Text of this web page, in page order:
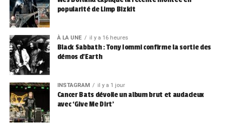
popularité de Limp Bizkit
À LA UNE il y a 16 heures
Black Sabbath : Tony Iommi confirme la sortie des
démos d’Earth
INSTAGRAM il y a 1 jour
Cancer Bats dévoile un album brut et audacieux
avec ‘Give Me Dirt’